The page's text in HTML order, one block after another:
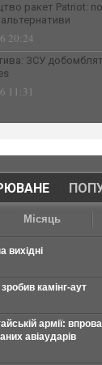
ракет Patriot:
20:24
ЗСУ
11:31
|
Місяць
вихідні
камінг-аут
армії:
авіаударів